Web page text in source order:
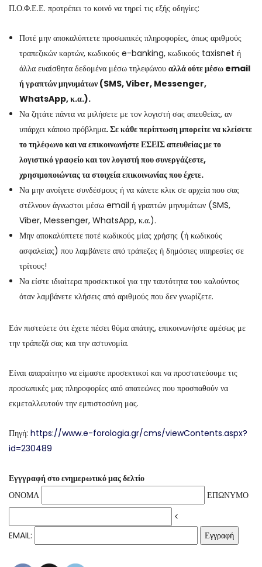
Π.Ο.Φ.Ε.Ε. προτρέπει το κοινό να τηρεί τις εξής οδηγίες:
Ποτέ μην αποκαλύπτετε προσωπικές πληροφορίες, όπως αριθμούς
τραπεζικών καρτών, κωδικούς e-banking, κωδικούς taxisnet ή
άλλα ευαίσθητα δεδομένα μέσω τηλεφώνου αλλά ούτε μέσω email
ή γραπτών μηνυμάτων (SMS,Viber, Messenger,
WhatsApp, κ.α.).
Να ζητάτε πάντα να μιλήσετε με τον λογιστή σας απευθείας, αν
υπάρχει κάποιο πρόβλημα. Σε κάθε περίπτωση μπορείτε να κλείσετε
το τηλέφωνο και να επικοινωνήστε ΕΣΕΙΣ απευθείας με το
λογιστικό γραφείο και τον λογιστή που συνεργάζεστε,
χρησιμοποιώντας τα στοιχεία επικοινωνίας που έχετε.
Να μην ανοίγετε συνδέσμους ή να κάνετε κλικ σε αρχεία που σας
στέλνουν άγνωστοι μέσω email ή γραπτών μηνυμάτων (SMS,
Viber, Messenger, WhatsApp, κ.α.).
Μην αποκαλύπτετε ποτέ κωδικούς μίας χρήσης (ή κωδικούς
ασφαλείας) που λαμβάνετε από τράπεζες ή δημόσιες υπηρεσίες σε
τρίτους!
Να είστε ιδιαίτερα προσεκτικοί για την ταυτότητα του καλούντος
όταν λαμβάνετε κλήσεις από αριθμούς που δεν γνωρίζετε.
Εάν πιστεύετε ότι έχετε πέσει θύμα απάτης, επικοινωνήστε αμέσως με
την τράπεζά σας και την αστυνομία.
Είναι απαραίτητο να είμαστε προσεκτικοί και να προστατεύουμε τις
προσωπικές μας πληροφορίες από απατεώνες που προσπαθούν να
εκμεταλλευτούν την εμπιστοσύνη μας.
Πηγή: https://www.e-forologia.gr/cms/viewContents.aspx?
id=230489
Εγγγραφή στο ενημερωτικό μας δελτίο
ΟΝΟΜΑ
ΕΠΩΝΥΜΟ
<
EMAIL: